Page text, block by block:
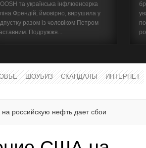
та українська інфлюенсерка
Френдій, ймовірно, вирушила у
разом із чоловіком Петром
Подружжя...
ШОУБИЗ СКАНДАЛЫ ИНТЕРНЕТ
российскую нефть дает сбои